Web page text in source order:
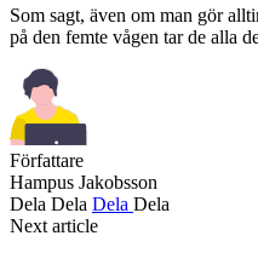
Som sagt, även om man gör
på den femte vågen tar de alla
Författare
Hampus Jakobsson
Dela Dela Dela Dela
Next article